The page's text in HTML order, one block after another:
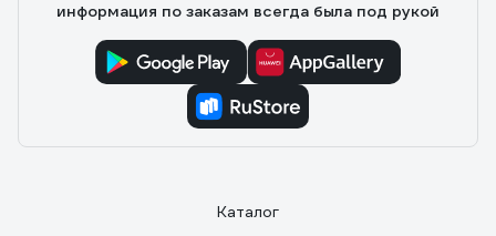
информация по заказам всегда была под рукой
Каталог